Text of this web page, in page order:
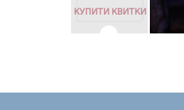
КУПИТИ КВИТКИ